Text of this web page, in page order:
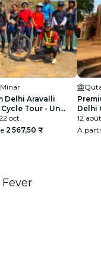
Delhi Aravalli
Tour - Un
l'Inde réelle et
oct.
2 567,50 ₹
Delhi
12
À